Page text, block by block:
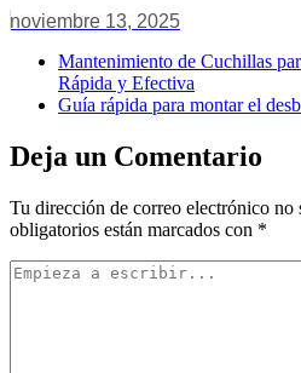
noviembre 13, 2025
Mantenimiento de Cuchillas
Rápida y Efectiva
Guía rápida para montar el
Deja un Comentario
Tu dirección de correo electrónico no
obligatorios están marcados con *